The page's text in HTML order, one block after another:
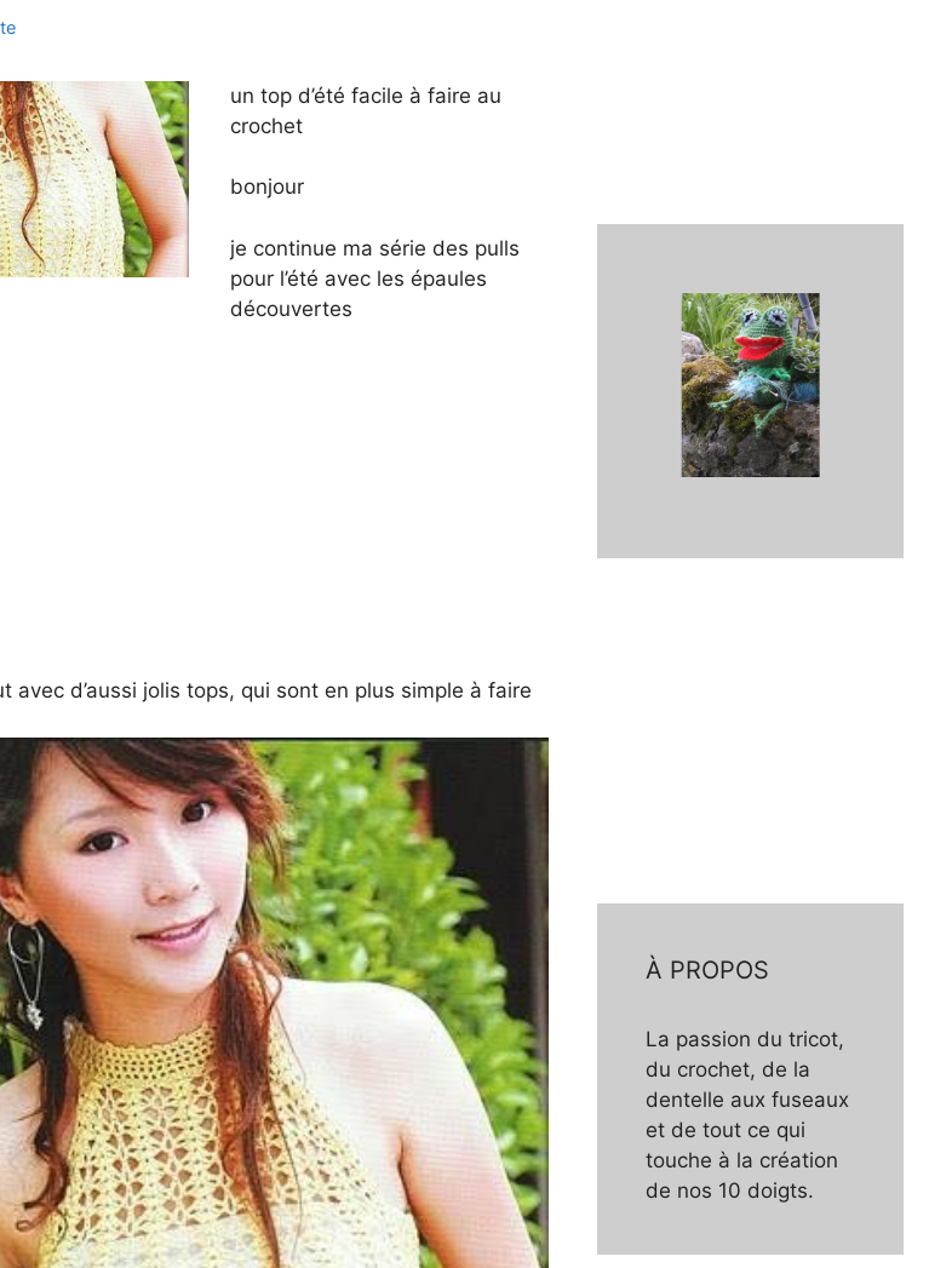
un top d’été facile à faire au
crochet
bonjour
je continue ma série des pulls
pour l’été avec les épaules
découvertes
avec d’aussi jolis tops, qui sont en plus simple à faire
À PROPOS
La passion du tricot,
du crochet, de la
dentelle aux fuseaux
et de tout ce qui
touche à la création
de nos 10 doigts.